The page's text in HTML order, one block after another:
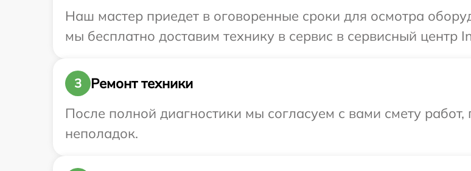
Наш мастер приедет в оговоренные сроки для осмотра
мы бесплатно доставим технику в сервис в сервисный центр
3
Ремонт техники
После полной диагностики мы согласуем с вами смету
неполадок.